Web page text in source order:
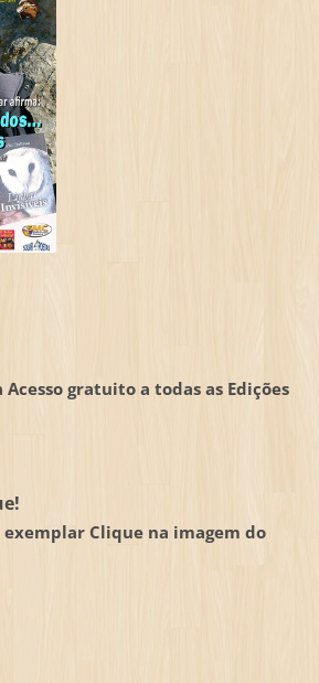
Acesso gratuito a todas as Edições
Clique na imagem do